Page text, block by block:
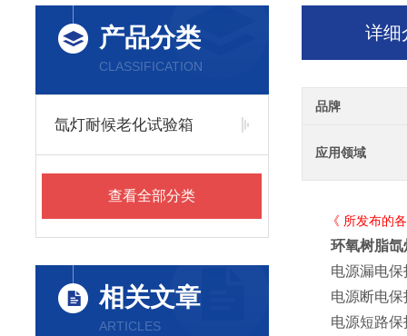
产品分类
CLASSIFICATION
氙灯耐候老化试验箱
查看全部分类
相关文章
ARTICLES
详细
品牌
应用领域
《 所发布的各
环氧树脂
电源漏电保
电源断电保
电源短路保